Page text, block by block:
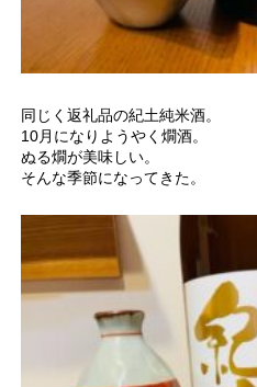
同じく返礼品の紀土純米酒。
10月になりようやく燗酒。
ぬる燗が美味しい。
そんな季節になってきた。